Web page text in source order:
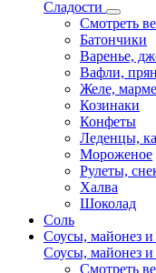
Сладости
Смотреть
Батончики
Варенье,
Вафли,
Желе,
Козинаки
Конфеты
Леденцы,
Мороженое
Рулеты,
Халва
Шоколад
Соль
Соусы, майонез и
Соусы, майонез и
Смотреть